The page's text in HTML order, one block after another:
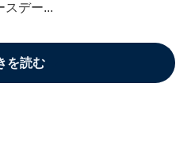
スデー...
を読む